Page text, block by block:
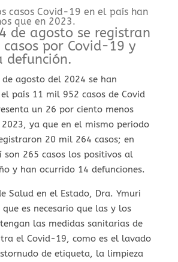
casos Covid-19 en el país han
que en 2023.
de agosto se registran
casos por Covid-19 y
defunción.
agosto del 2024 se han
país 11 mil 952 casos de Covid
un 26 por ciento menos
ya que en el mismo periodo
20 mil 264 casos; en
son 265 casos los positivos al
y han ocurrido 14 defunciones.
Salud en el Estado, Dra. Ymuri
es necesario que las y los
las medidas sanitarias de
el Covid-19, como es el lavado
de etiqueta, la limpieza